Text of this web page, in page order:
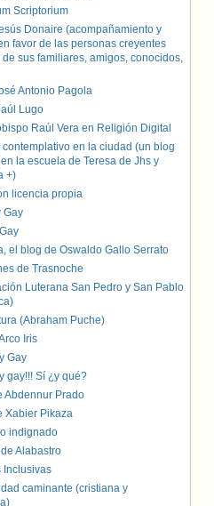
Scriptorium
Donaire (acompañamiento y
favor de las personas creyentes
de sus familiares, amigos, conocidos,
Antonio Pagola
Lugo
Raúl Vera en Religión Digital
en la ciudad (un blog
la escuela de Teresa de Jhs y
+)
licencia propia
Gay
el blog de Oswaldo Gallo Serrato
de Trasnoche
Luterana San Pedro y San Pablo
(Abraham Puche)
Iris
Gay
gay!!! Sí ¿y qué?
Abdennur Prado
Xabier Pikaza
indignado
Alabastro
Inclusivas
caminante (cristiana y